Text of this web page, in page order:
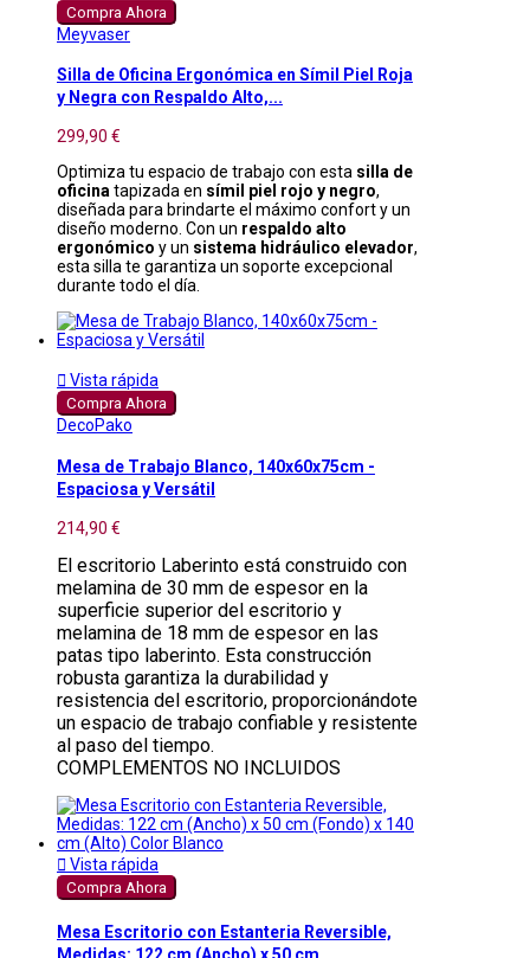
Compra Ahora
Meyvaser
Silla de Oficina Ergonómica en Símil Piel Roja
y Negra con Respaldo Alto,...
299,90 €
Optimiza tu espacio de trabajo con esta silla de
oficinatapizada en símil piel rojo y negro,
diseñada para brindarte el máximo confort y un
diseño moderno. Con un respaldo alto
ergonómico y un sistema hidráulico elevador,
esta silla te garantiza un soporte excepcional
durante todo el día.
 Vista rápida
Compra Ahora
DecoPako
Mesa de Trabajo Blanco, 140x60x75cm -
Espaciosa y Versátil
214,90 €
El escritorio Laberinto está construido con
melamina de 30 mm de espesor en la
superficie superior del escritorio y
melamina de 18 mm de espesor en las
patas tipo laberinto. Esta construcción
robusta garantiza la durabilidad y
resistencia del escritorio, proporcionándote
un espacio de trabajo confiable y resistente
al paso del tiempo.
COMPLEMENTOS NO INCLUIDOS
 Vista rápida
Compra Ahora
Mesa Escritorio con Estanteria Reversible,
Medidas: 122 cm (Ancho) x 50 cm...